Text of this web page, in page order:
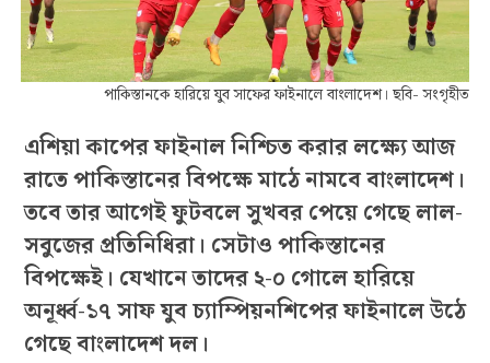
পাকিস্তানকে হারিয়ে যুব সাফের ফাইনালে বাংলাদেশ। ছবি- সংগৃহীত
এশিয়া কাপের ফাইনাল নিশ্চিত করার লক্ষ্যে আজ
রাতে পাকিস্তানের বিপক্ষে মাঠে নামবে বাংলাদেশ।
তবে তার আগেই ফুটবলে সুখবর পেয়ে গেছে লাল-
সবুজের প্রতিনিধিরা। সেটাও পাকিস্তানের
বিপক্ষেই। যেখানে তাদের ২-০ গোলে হারিয়ে
অনূর্ধ্ব-১৭ সাফ যুব চ্যাম্পিয়নশিপের ফাইনালে উঠে
গেছে বাংলাদেশ দল।